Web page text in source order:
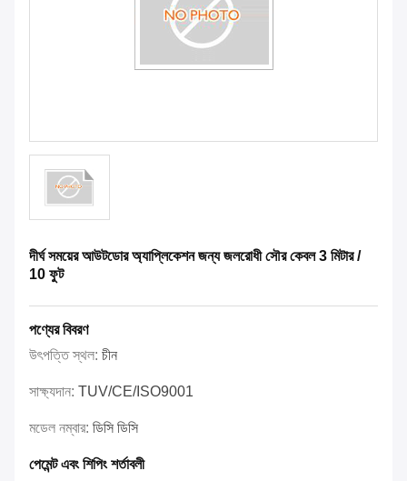
দীর্ঘ সময়ের আউটডোর অ্যাপ্লিকেশন জন্য জলরোধী সৌর কেবল 3 মিটার /
10 ফুট
পণ্যের বিবরণ
উৎপত্তি স্থল: চীন
সাক্ষ্যদান: TUV/CE/ISO9001
মডেল নম্বার: ডিসি ডিসি
পেমেন্ট এবং শিপিং শর্তাবলী